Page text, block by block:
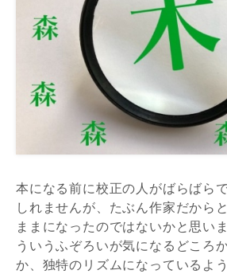
本になる前に校正の人がばらばら
しれませんが、たぶん作家だから
ままになったのではないかと思い
ういうふぞろいが気になるどころ
か、独特のリズムになっているよ